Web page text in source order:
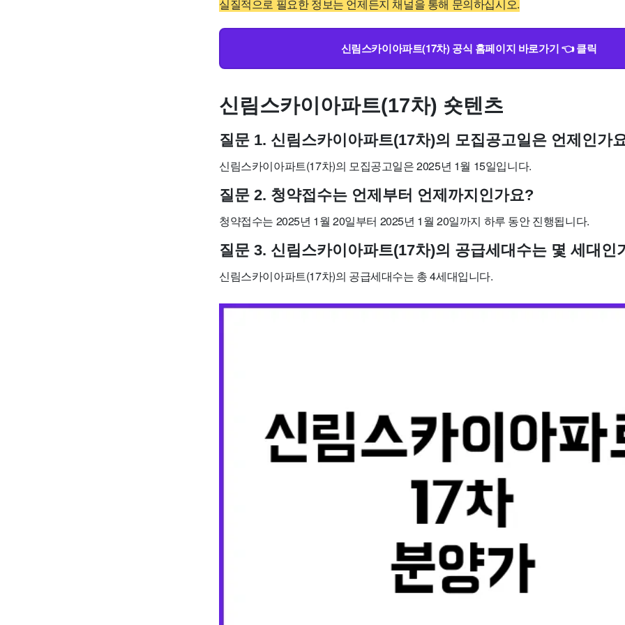
실질적으로 필요한 정보는 언제든지 채널을 통해 문의하십시오.
신림스카이아파트(17차) 공식 홈페이지 바로가기 👈 클릭
신림스카이아파트(17차) 숏텐츠
질문 1. 신림스카이아파트(17차)의 모집공고일은 언제인가
신림스카이아파트(17차)의 모집공고일은 2025년 1월 15일입니다.
질문 2. 청약접수는 언제부터 언제까지인가요?
청약접수는 2025년 1월 20일부터 2025년 1월 20일까지 하루 동안 진행됩니다.
질문 3. 신림스카이아파트(17차)의 공급세대수는 몇 세대인
신림스카이아파트(17차)의 공급세대수는 총 4세대입니다.